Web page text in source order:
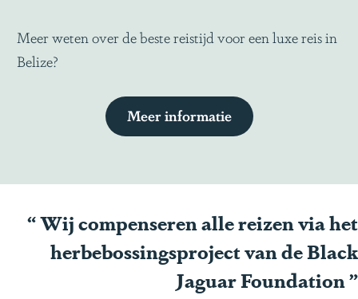
Meer weten over de beste reistijd voor een luxe reis in
Belize?
Meer informatie
“Wij compenseren alle reizen via het
herbebossingsproject van de Black
Jaguar Foundation”